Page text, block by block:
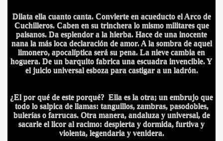
Dilata ella cuanto canta. Convierte en acueducto el Arco de
Cuchilleros. Caben en su trinchera lo mismo militares que
paisanos. Da esplendor a la hierba. Hace de una inocente
nana la más loca declaración de amor. A la sombra de aquel
limonero, apocalíptica será su pena. La nieve cambia en
hoguera. De un barquito fabrica una escuadra invencible. Y
el juicio universal esboza para castigar a un ladrón.
¿El por qué de este porqué? Ella es la otra; un embrujo que
todo lo salpica de llamas: tanguillos, zambras, pasodobles,
bulerías o farrucas. Otra manera, andaluza y universal, de
sacarle el licor al racimo: despierta y dormida, furtiva y
violenta, legendaria y venidera.